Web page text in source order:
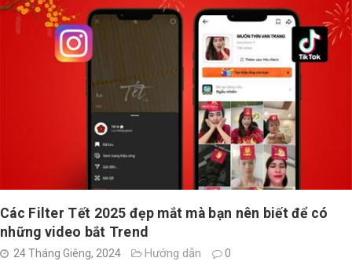
Các Filter Tết 2025 đẹp mắt mà bạn nên biết để có
những video bắt Trend
24 Tháng Giêng, 2024 Hướng dẫn
0